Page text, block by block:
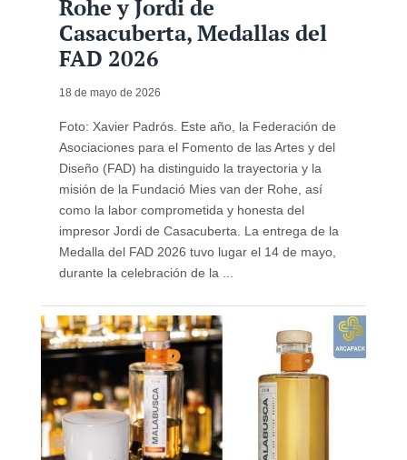
Rohe y Jordi de
Casacuberta, Medallas del
FAD 2026
18 de mayo de 2026
Foto: Xavier Padrós. Este año, la Federación de
Asociaciones para el Fomento de las Artes y del
Diseño (FAD) ha distinguido la trayectoria y la
misión de la Fundació Mies van der Rohe, así
como la labor comprometida y honesta del
impresor Jordi de Casacuberta. La entrega de la
Medalla del FAD 2026 tuvo lugar el 14 de mayo,
durante la celebración de la ...